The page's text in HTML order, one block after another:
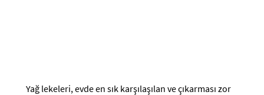
Yağ lekeleri, evde en sık karşılaşılan ve çıkarması zor